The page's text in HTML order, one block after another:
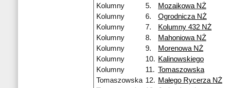
Kolumny
5. Mozaikowa NŻ
Kolumny
6. Ogrodnicza NŻ
Kolumny
7. Kolumny 432 NŻ
Kolumny
8. Mahoniowa NŻ
Kolumny
9. Morenowa NŻ
Kolumny
10. Kalinowskiego
Kolumny
11. Tomaszowska
Tomaszowska 12. Małego Rycerza NŻ